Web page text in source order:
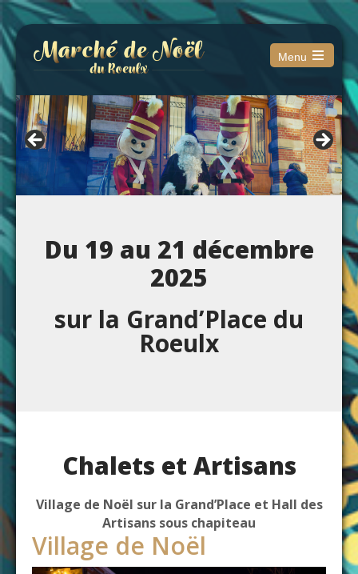
Menu
Open
main
menu
Du 19 au 21 décembre
2025
sur la Grand’Place du
Roeulx
Chalets et Artisans
Village de Noël sur la Grand’Place et Hall des
Artisans sous chapiteau
Village de Noël